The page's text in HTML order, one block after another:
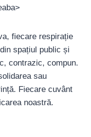
fiecare respirație
spațiul public și
contrazic, compun.
sau
Fiecare cuvânt
noastră.